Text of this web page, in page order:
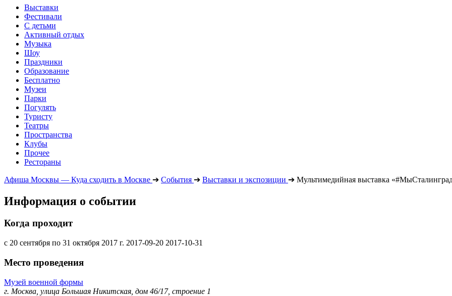
Выставки
Фестивали
С детьми
Активный отдых
Музыка
Шоу
Праздники
Образование
Бесплатно
Музеи
Парки
Погулять
Туристу
Театры
Пространства
Клубы
Прочее
Рестораны
Афиша Москвы — Куда сходить в Москве ➔ События ➔ Выставки и экспозиции ➔ Мультимедийная выставка
Информация о событии
Когда проходит
с 20 сентября по 31 октября 2017 г. 2017-09-20 2017-10-31
Место проведения
Музей военной формы
г. Москва, улица Большая Никитская, дом 46/17, строение 1